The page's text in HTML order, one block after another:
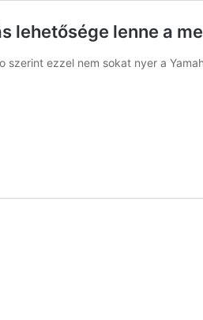
lenne a
ezzel nem sokat nyer a